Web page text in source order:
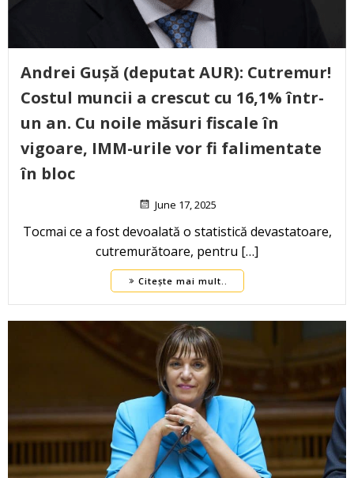
Andrei Gușă (deputat AUR): Cutremur!
Costul muncii a crescut cu 16,1% într-
un an. Cu noile măsuri fiscale în
vigoare, IMM-urile vor fi falimentate
în bloc
June 17, 2025
Tocmai ce a fost devoalată o statistică devastatoare,
cutremurătoare, pentru […]
Citește mai mult..